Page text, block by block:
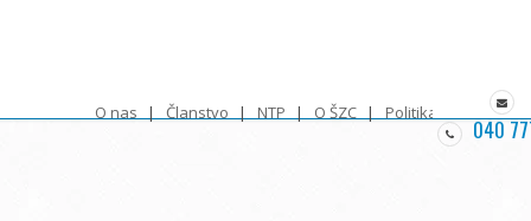
O nas Članstvo NTP O ŠZC Politika zasebnosti
040